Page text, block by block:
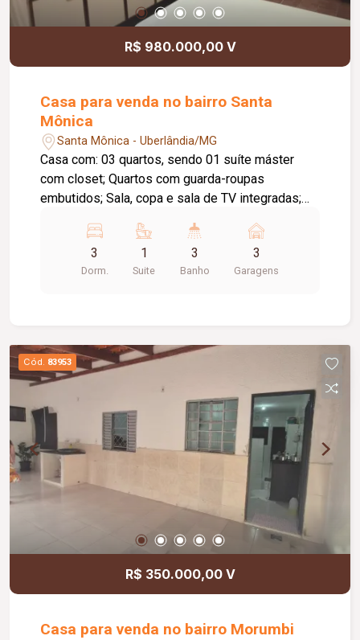
R$ 980.000,00 V
Casa para venda no bairro Santa
Mônica
Santa Mônica - Uberlândia/MG
Casa com: 03 quartos, sendo 01 suíte máster
com closet; Quartos com guarda-roupas
embutidos; Sala, copa e sala de TV integradas;
acabamento em gesso; Área gourmet; Área de
serviço; Despensa; Banheiro social; Lavabo;
Banheiro de serviço; Piso em madeira nos
3
Dorm.
1
Suite
3
Banho
3
Garagens
Cód. 83953
R$ 350.000,00 V
Casa para venda no bairro Morumbi